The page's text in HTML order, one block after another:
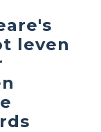
leven